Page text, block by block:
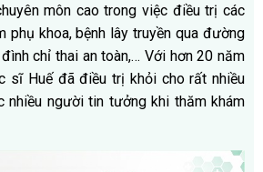
môn cao trong việc điều trị các
phụ khoa, bệnh lây truyền qua đường
chỉ thai an toàn,… Với hơn 20 năm
sĩ Huế đã điều trị khỏi cho rất nhiều
nhiều người tin tưởng khi thăm khám